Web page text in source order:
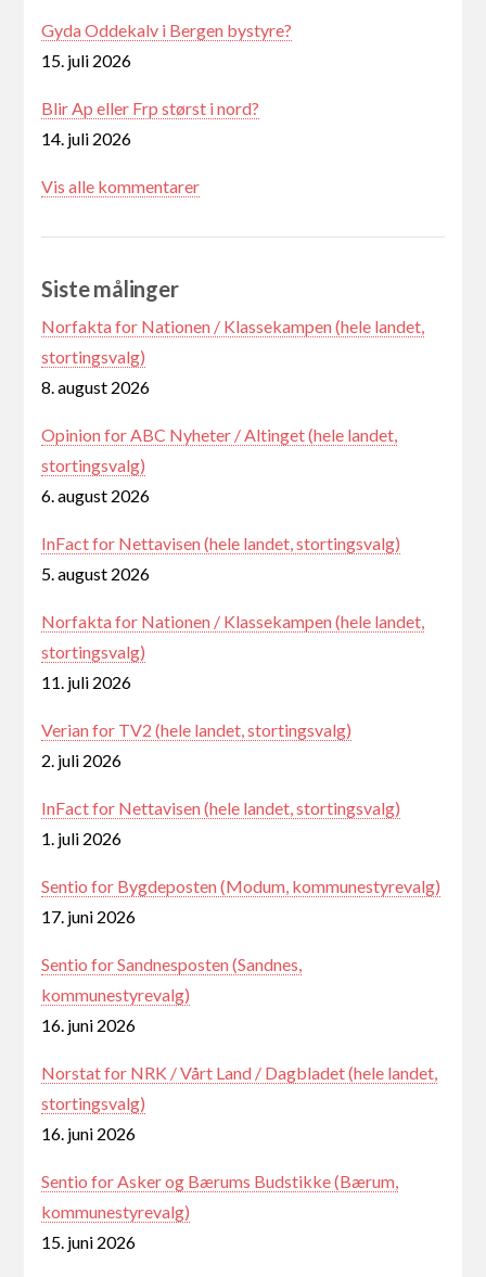
Gyda Oddekalv i Bergen bystyre?
15. juli 2026
Blir Ap eller Frp størst i nord?
14. juli 2026
Vis alle kommentarer
Siste målinger
Norfakta for Nationen / Klassekampen (hele landet,
stortingsvalg)
8. august 2026
Opinion for ABC Nyheter / Altinget (hele landet,
stortingsvalg)
6. august 2026
InFact for Nettavisen (hele landet, stortingsvalg)
5. august 2026
Norfakta for Nationen / Klassekampen (hele landet,
stortingsvalg)
11. juli 2026
Verian for TV2 (hele landet, stortingsvalg)
2. juli 2026
InFact for Nettavisen (hele landet, stortingsvalg)
1. juli 2026
Sentio for Bygdeposten (Modum, kommunestyrevalg)
17. juni 2026
Sentio for Sandnesposten (Sandnes,
kommunestyrevalg)
16. juni 2026
Norstat for NRK / Vårt Land / Dagbladet (hele landet,
stortingsvalg)
16. juni 2026
Sentio for Asker og Bærums Budstikke (Bærum,
kommunestyrevalg)
15. juni 2026